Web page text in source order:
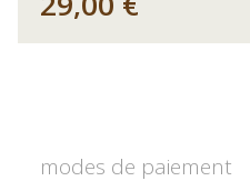
modes de paiement